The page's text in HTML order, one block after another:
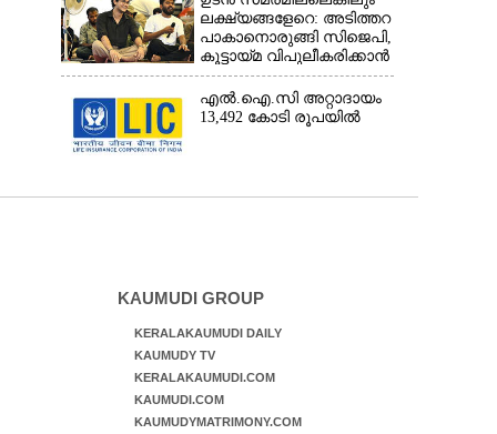
ലക്ഷ്യങ്ങളേറെ: അടിത്തറ
പാകാനൊരുങ്ങി സിജെപി,​
കൂട്ടായ്മ വിപുലീകരിക്കാൻ
ക്യാമ്പയിൻ
എൽ.ഐ.സി അറ്റാദായം
13,492 കോടി രൂപയിൽ
KAUMUDI GROUP
KERALAKAUMUDI DAILY
KAUMUDY TV
KERALAKAUMUDI.COM
KAUMUDI.COM
KAUMUDYMATRIMONY.COM